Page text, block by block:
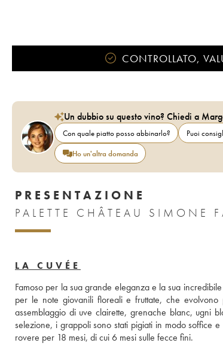
CONTROLLATO,
Un dubbio su questo vino? Chiedi a
Con quale piatto posso abbinarlo? Puoi
Ho un'altra domanda
PRESENTAZIONE
PALETTE CHÂTEAU SIMONE
LA CUVÉE
Famoso per la sua grande eleganza e la sua
per le note giovanili floreali e fruttate, che
assemblaggio di uve clairette, grenache blanc, ugni
selezione, i grappoli sono stati pigiati in modo soffice
rovere per 18 mesi, di cui 6 mesi sulle fecce fini.